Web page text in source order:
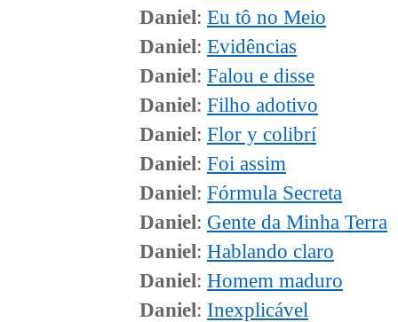
Daniel: Eu tô no Meio
Daniel: Evidências
Daniel: Falou e disse
Daniel: Filho adotivo
Daniel: Flor y colibrí
Daniel: Foi assim
Daniel: Fórmula Secreta
Daniel: Gente da Minha Terra
Daniel: Hablando claro
Daniel: Homem maduro
Daniel: Inexplicável